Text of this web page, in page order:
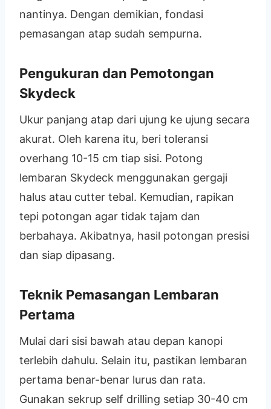
nantinya. Dengan demikian, fondasi
pemasangan atap sudah sempurna.
Pengukuran dan Pemotongan
Skydeck
Ukur panjang atap dari ujung ke ujung secara
akurat. Oleh karena itu, beri toleransi
overhang 10-15 cm tiap sisi. Potong
lembaran Skydeck menggunakan gergaji
halus atau cutter tebal. Kemudian, rapikan
tepi potongan agar tidak tajam dan
berbahaya. Akibatnya, hasil potongan presisi
dan siap dipasang.
Teknik Pemasangan Lembaran
Pertama
Mulai dari sisi bawah atau depan kanopi
terlebih dahulu. Selain itu, pastikan lembaran
pertama benar-benar lurus dan rata.
Gunakan sekrup self drilling setiap 30-40 cm